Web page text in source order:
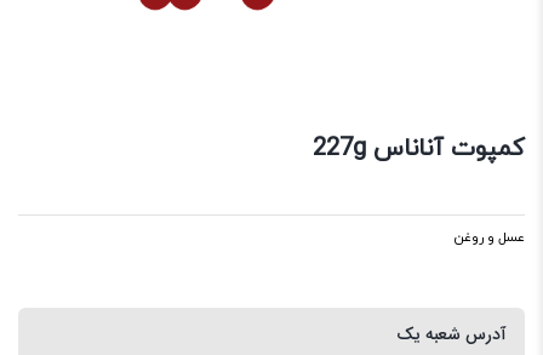
کمپوت آناناس 227g
عسل و روغن
آدرس شعبه یک